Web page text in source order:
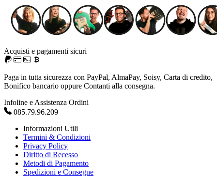
Acquisti e pagamenti sicuri
Paga in tutta sicurezza con PayPal, AlmaPay, Soisy, Carta di credito,
Bonifico bancario oppure Contanti alla consegna.
Infoline e Assistenza Ordini
085.79.96.209
Informazioni Utili
Termini & Condizioni
Privacy Policy
Diritto di Recesso
Metodi di Pagamento
Spedizioni e Consegne